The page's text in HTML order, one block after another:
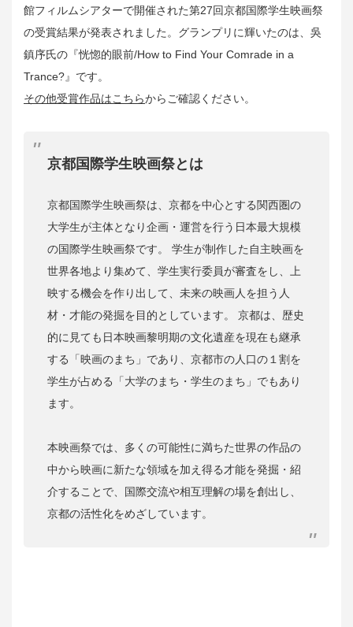
館フィルムシアターで開催された第27回京都国際学生映画祭
の受賞結果が発表されました。グランプリに輝いたのは、吳
鎮序氏の『恍惚的眼前/How to Find Your Comrade in a
Trance?』です。
その他受賞作品はこちらからご確認ください。
京都国際学生映画祭とは
京都国際学生映画祭は、京都を中心とする関西圏の
大学生が主体となり企画・運営を行う日本最大規模
の国際学生映画祭です。 学生が制作した自主映画を
世界各地より集めて、学生実行委員が審査をし、上
映する機会を作り出して、未来の映画人を担う人
材・才能の発掘を目的としています。 京都は、歴史
的に見ても日本映画黎明期の文化遺産を現在も継承
する「映画のまち」であり、京都市の人口の１割を
学生が占める「大学のまち・学生のまち」でもあり
ます。
本映画祭では、多くの可能性に満ちた世界の作品の
中から映画に新たな領域を加え得る才能を発掘・紹
介することで、国際交流や相互理解の場を創出し、
京都の活性化をめざしています。